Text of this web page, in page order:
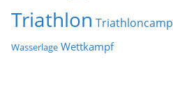
Triathlon Triathloncamp
Wasserlage Wettkampf